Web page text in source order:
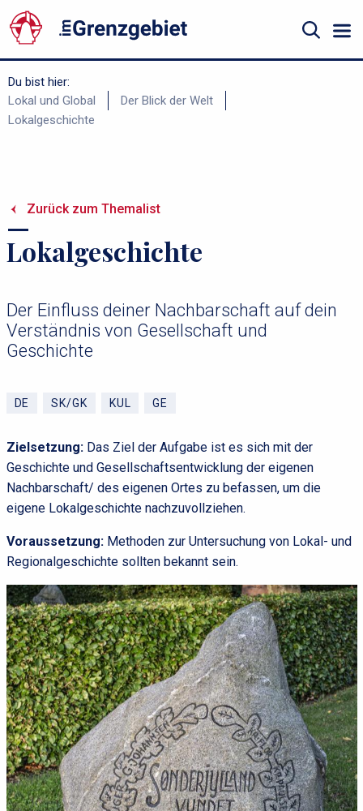
til
hovedindhold
Suche
Du bist hier:
Lokal und Global
Der Blick der Welt
Lokalgeschichte
Zurück zum Themalist
Lokalgeschichte
Der Einfluss deiner Nachbarschaft auf dein
Verständnis von Gesellschaft und
Geschichte
DE SK/GK KUL GE
Zielsetzung: Das Ziel der Aufgabe ist es sich mit der
Geschichte und Gesellschaftsentwicklung der eigenen
Nachbarschaft/ des eigenen Ortes zu befassen, um die
eigene Lokalgeschichte nachzuvollziehen.
Voraussetzung: Methoden zur Untersuchung von Lokal- und
Regionalgeschichte sollten bekannt sein.